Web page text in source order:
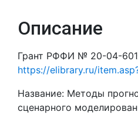
Описание
Грант РФФИ № 20-04-
https://elibrary.ru/
Название: Методы
сценарного